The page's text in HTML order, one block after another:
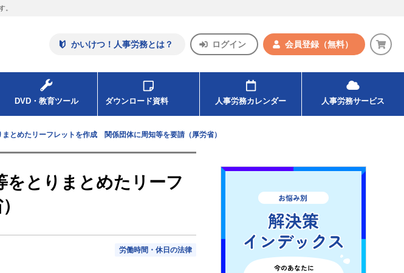
。
かいけつ！人事労務とは？ ログイン 会員登録 （無料）
DVD・教育ツール ダウンロード資料 人事労務カレンダー 人事労務サービス
とめたリーフレットを作成 関係団体に周知等を要請（厚労省）
をとりまとめたリーフ
労働時間・休日の法律